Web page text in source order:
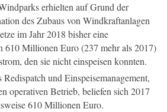
erhielten auf Grund der
des Zubaus von Windkraftanlagen
im Jahr 2018 bisher eine
610 Millionen Euro (237 mehr als 2017)
den sie nicht einspeisen konnten.
und Einspeisemanagement,
operativen Betrieb, beliefen sich 2017
610 Millionen Euro.